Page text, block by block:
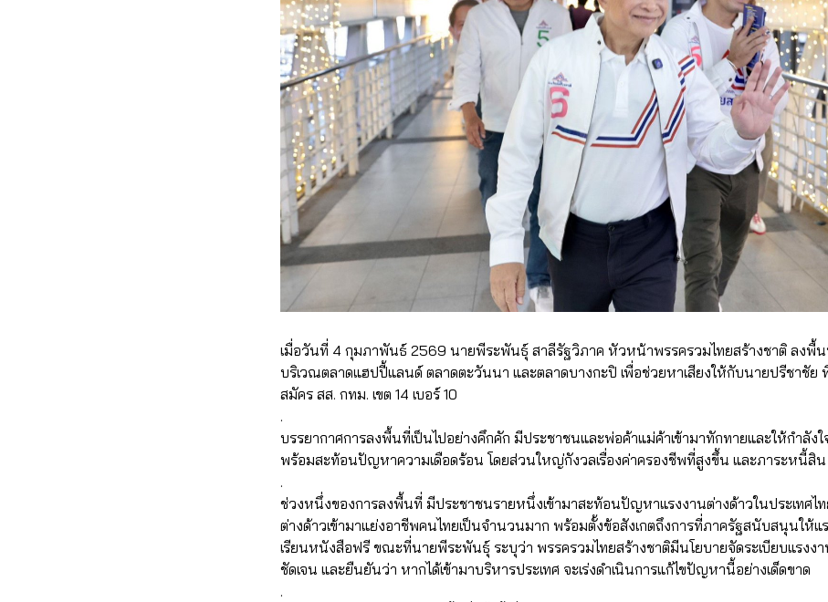
เมื่อวันที่ 4 กุมภาพันธ์ 2569 นายพีระพันธุ์ สาลีรัฐวิภาค หัวหน้าพรรครวมไทยสร้างชาติ ลงพื้น
บริเวณตลาดแฮปปี้แลนด์ ตลาดตะวันนา และตลาดบางกะปิ เพื่อช่วยหาเสียงให้กับนายปรีชาชัย
สมัคร สส. กทม. เขต 14 เบอร์ 10
.
บรรยากาศการลงพื้นที่เป็นไปอย่างคึกคัก มีประชาชนและพ่อค้าแม่ค้าเข้ามาทักทายและให้กำลัง
พร้อมสะท้อนปัญหาความเดือดร้อน โดยส่วนใหญ่กังวลเรื่องค่าครองชีพที่สูงขึ้น และภาระหนี้สิน
.
ช่วงหนึ่งของการลงพื้นที่ มีประชาชนรายหนึ่งเข้ามาสะท้อนปัญหาแรงงานต่างด้าวในประเทศไท
ต่างด้าวเข้ามาแย่งอาชีพคนไทยเป็นจำนวนมาก พร้อมตั้งข้อสังเกตถึงการที่ภาครัฐสนับสนุนให้แ
เรียนหนังสือฟรี ขณะที่นายพีระพันธุ์ ระบุว่า พรรครวมไทยสร้างชาติมีนโยบายจัดระเบียบแรงงา
ชัดเจน และยืนยันว่า หากได้เข้ามาบริหารประเทศ จะเร่งดำเนินการแก้ไขปัญหานี้อย่างเด็ดขาด
.